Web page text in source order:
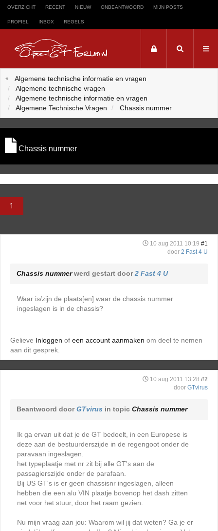
OVERZICHT RECENT NIEUW ONBEANTWOORD MIJN POSTS
PROFIEL INBOX REGELS
Trefwoord
Zoeken op trefwoord:
Algemene technische informatie en vragen
Algemene technische vragen
Algemene technische informatie en vragen
Algemene Technische Vragen
Chassis nummer
Chassis nummer
1
10 aug 2011 10:19 #1
door 2 Fast 4 U
Chassis nummerwerd gestart door2 Fast 4 U
Waar is/zijn de plaats[en] waar de chassis nummer
ingeslagen is in de chassis?
Gelieve Inloggen of een account aanmaken om deel te nemen
aan dit gesprek.
10 aug 2011 13:28 #2
door GTvirus
Beantwoord doorGTvirus in topic Chassis nummer
Ik ga ervan uit dat je de GT bedoelt, in een Europese is
deze aan de bestuurderszijde in de regengoot onder de
paravaan ingeslagen.
het typeplaatje met nr zit bij alle GT's aan de
passagierszijde onder de parafaan.
Bij US GT's is er geen chassisnr ingeslagen, alleen
hebben die een alu VIN plaatje bovenop het dash zitten
net voor het stuur, door het raam gezien.
Nu mijn vraag aan jou: Waarom wil jij dat weten? Ga je er